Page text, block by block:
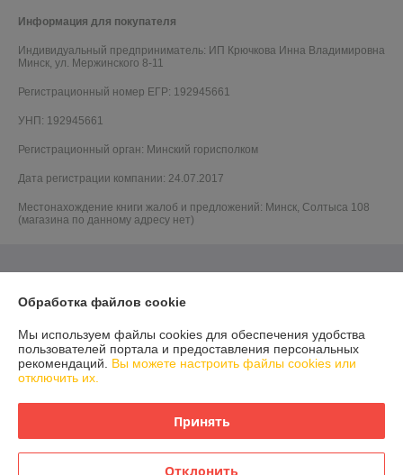
Информация для покупателя
Индивидуальный предприниматель: ИП Крючкова Инна Владимировна
Минск, ул. Мержинского 8-11
Регистрационный номер ЕГР: 192945661
УНП: 192945661
Регистрационный орган: Минский горисполком
Дата регистрации компании: 24.07.2017
Местонахождение книги жалоб и предложений: Минск, Солтыса 108
(магазина по данному адресу нет)
Обработка файлов cookie
Мы используем файлы cookies для обеспечения удобства
пользователей портала и предоставления персональных
рекомендаций. Вы можете настроить файлы cookies или
отключить их.
Принять
Отклонить